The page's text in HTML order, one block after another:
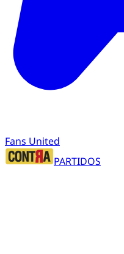
Fans United
PARTIDOS